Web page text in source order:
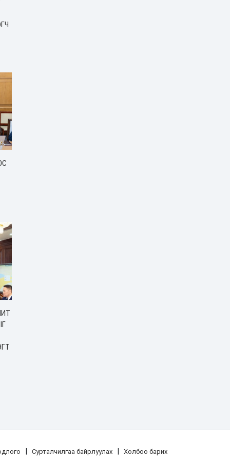
| Сурталчилгаа байрлуулах | Холбоо барих